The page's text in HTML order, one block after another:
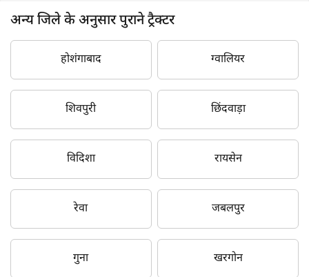
अन्य जिले के अनुसार पुराने ट्रैक्टर
होशंगाबाद ग्वालियर
शिवपुरी छिंदवाड़ा
विदिशा रायसेन
रेवा जबलपुर
गुना खरगोन